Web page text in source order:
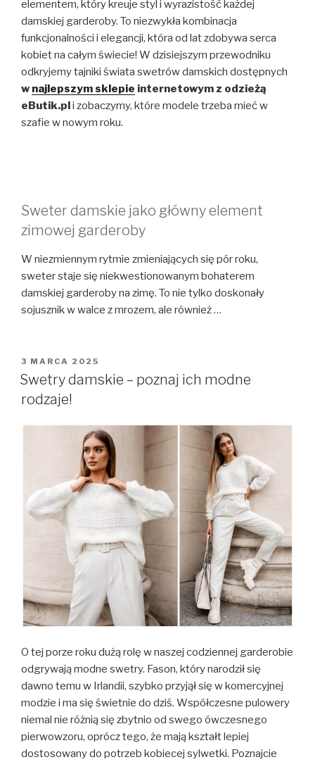
elementem, który kreuje styl i wyrazistość każdej
damskiej garderoby. To niezwykła kombinacja
funkcjonalności i elegancji, która od lat zdobywa serca
kobiet na całym świecie! W dzisiejszym przewodniku
odkryjemy tajniki świata swetrów damskich dostępnych
w najlepszym sklepie internetowym z odzieżą
eButik.pli zobaczymy, które modele trzeba mieć w
szafie w nowym roku.
Sweter damskie jako główny element
zimowej garderoby
W niezmiennym rytmie zmieniających się pór roku,
sweter staje się niekwestionowanym bohaterem
damskiej garderoby na zimę. To nie tylko doskonały
sojusznik w walce z mrozem, ale również …
OPUBLIKOWANE
W
3 MARCA 2025
Swetry damskie – poznaj ich modne
rodzaje!
O tej porze roku dużą rolę w naszej codziennej garderobie
odgrywają modne swetry. Fason, który narodził się
dawno temu w Irlandii, szybko przyjął się w komercyjnej
modzie i ma się świetnie do dziś. Współczesne pulowery
niemal nie różnią się zbytnio od swego ówczesnego
pierwowzoru, oprócz tego, że mają kształt lepiej
dostosowany do potrzeb kobiecej sylwetki. Poznajcie